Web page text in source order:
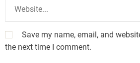
Save my name, email, and
the next time I comment.